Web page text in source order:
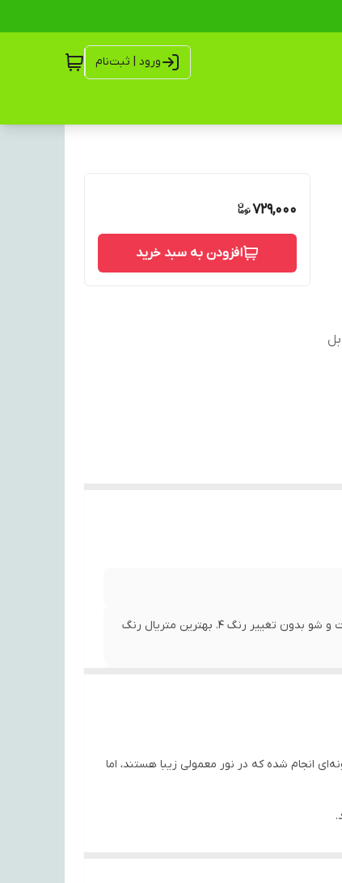
ورود | ثبت‌نام
دور دوزی شده 3. قابل
729,000
افزودن به سبد خرید
1. پارچه هازان/مخمل درجه یک 2. به صورت دور دوزی شده 3. قابل شست و شو بدون تغییر رنگ 4. بهترین متریال رنگ
انجام شده که در نور معمولی زیبا هستند، اما